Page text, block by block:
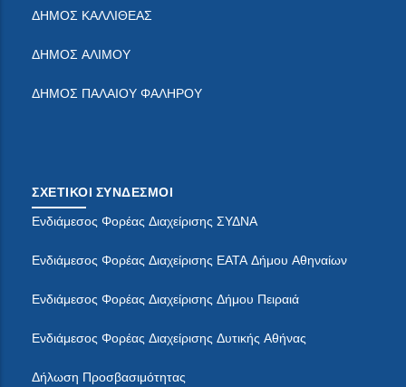
ΔΗΜΟΣ ΚΑΛΛΙΘΕΑΣ
ΔΗΜΟΣ ΑΛΙΜΟΥ
ΔΗΜΟΣ ΠΑΛΑΙΟΥ ΦΑΛΗΡΟΥ
ΣΧΕΤΙΚΟΙ ΣΥΝΔΕΣΜΟΙ
Ενδιάμεσος Φορέας Διαχείρισης ΣΥΔΝΑ
Ενδιάμεσος Φορέας Διαχείρισης ΕΑΤΑ Δήμου Αθηναίων
Ενδιάμεσος Φορέας Διαχείρισης Δήμου Πειραιά
Ενδιάμεσος Φορέας Διαχείρισης Δυτικής Αθήνας
Δήλωση Προσβασιμότητας